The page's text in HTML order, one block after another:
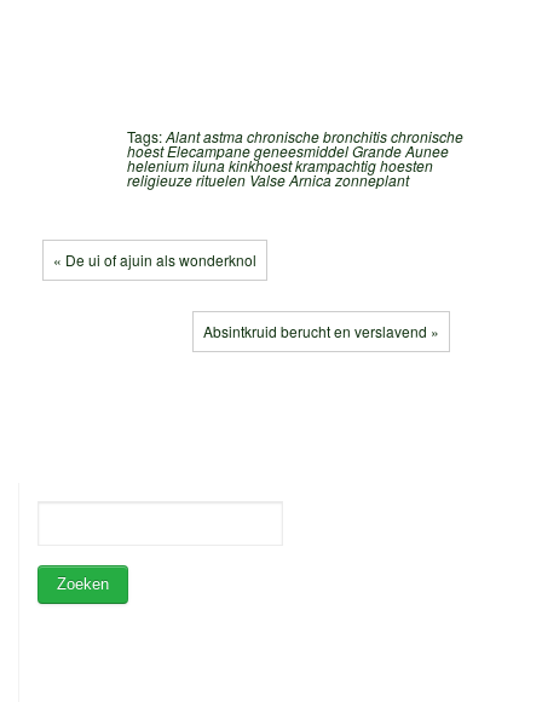
Tags:Alantastmachronische bronchitischronische
hoestElecampanegeneesmiddelGrande Aunee
heleniumilunakinkhoestkrampachtig hoesten
religieuze rituelen Valse Arnicazonneplant
« De ui of ajuin als wonderknol
Absintkruid berucht en verslavend »